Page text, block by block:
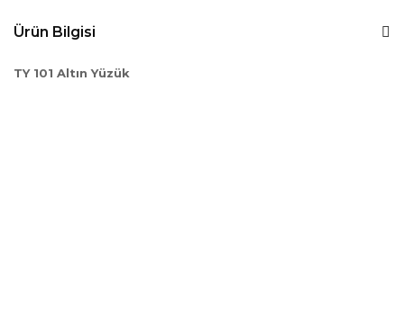
Ürün Bilgisi
TY 101 Altın Yüzük